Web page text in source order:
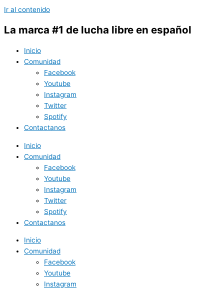
Ir al contenido
La marca #1 de lucha libre en español
Inicio
Comunidad
Facebook
Youtube
Instagram
Twitter
Spotify
Contactanos
Inicio
Comunidad
Facebook
Youtube
Instagram
Twitter
Spotify
Contactanos
Inicio
Comunidad
Facebook
Youtube
Instagram